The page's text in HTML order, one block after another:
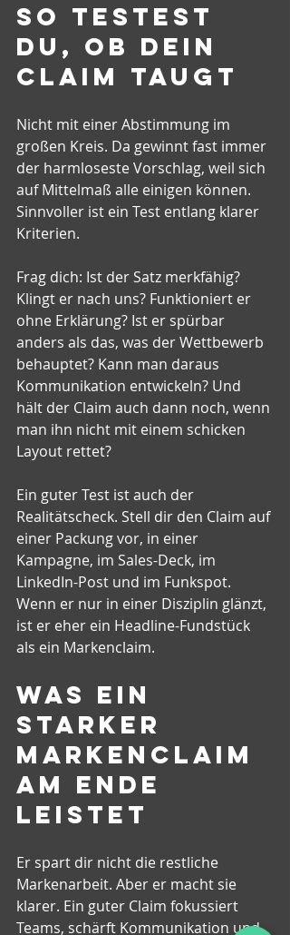
So testest
du, ob dein
Claim taugt
Nicht mit einer Abstimmung im
großen Kreis. Da gewinnt fast immer
der harmloseste Vorschlag, weil sich
auf Mittelmaß alle einigen können.
Sinnvoller ist ein Test entlang klarer
Kriterien.
Frag dich: Ist der Satz merkfähig?
Klingt er nach uns? Funktioniert er
ohne Erklärung? Ist er spürbar
anders als das, was der Wettbewerb
behauptet? Kann man daraus
Kommunikation entwickeln? Und
hält der Claim auch dann noch, wenn
man ihn nicht mit einem schicken
Layout rettet?
Ein guter Test ist auch der
Realitätscheck. Stell dir den Claim auf
einer Packung vor, in einer
Kampagne, im Sales-Deck, im
LinkedIn-Post und im Funkspot.
Wenn er nur in einer Disziplin glänzt,
ist er eher ein Headline-Fundstück
als ein Markenclaim.
Was ein
starker
Markenclaim
am Ende
leistet
Er spart dir nicht die restliche
Markenarbeit. Aber er macht sie
klarer. Ein guter Claim fokussiert
Teams, schärft Kommunikation und